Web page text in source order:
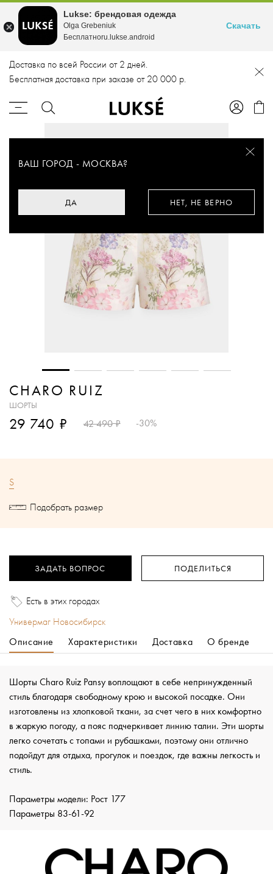
Доставка по всей России от 2 дней.
Бесплатная доставка при заказе от 20 000 р.
ВАШ ГОРОД - МОСКВА?
ДА НЕТ, НЕ ВЕРНО
CHARO RUIZ
ШОРТЫ
29 740 ₽ 42 490₽ -30%
S
Подобрать размер
ЗАДАТЬ ВОПРОС ПОДЕЛИТЬСЯ
Есть в этих городах
Универмаг Новосибирск
Описание
Характеристики Доставка О бренде
Шорты Charo Ruiz Pansy воплощают в себе непринужденный
стиль благодаря свободному крою и высокой посадке. Они
изготовлены из хлопковой ткани, за счет чего в них комфортно
в жаркую погоду, а пояс подчеркивает линию талии. Эти шорты
легко сочетать с топами и рубашками, поэтому они отлично
подойдут для отдыха, прогулок и поездок, где важны легкость и
стиль.
Параметры модели: Рост 177
Параметры 83-61-92
Lukse: брендовая одежда
Olga Grebeniuk
Бесплатноru.lukse.android
Скачать